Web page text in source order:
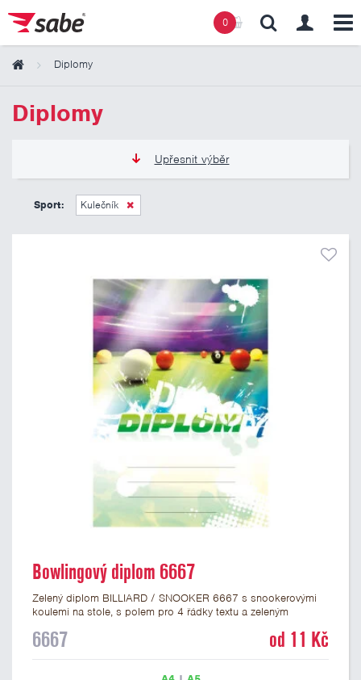
0
Diplomy
Diplomy
Upřesnit výběr
11 Kč
Sport: Kulečník
Bowlingový diplom 6667
Zelený diplom BILLIARD / SNOOKER 6667 s snookerovými
koulemi na stole, s polem pro 4 řádky textu a zeleným
A4 a A5. Papírový diplom s motivem billiardu má gramáž 250
6667 od 11 Kč
Obsah košíku